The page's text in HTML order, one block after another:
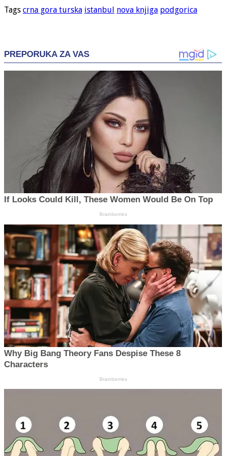
Tags crna gora turska istanbul nova knjiga podgorica